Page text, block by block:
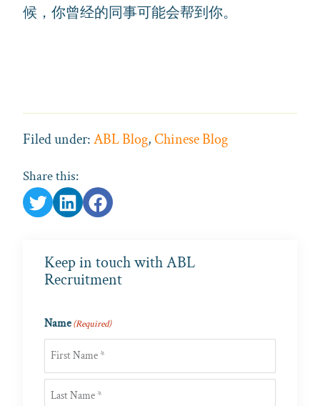
候，你曾经的同事可能会帮到你。
Filed under:ABL Blog,Chinese Blog
Share this:
Keep in touch with ABL
Recruitment
Name(Required)
First